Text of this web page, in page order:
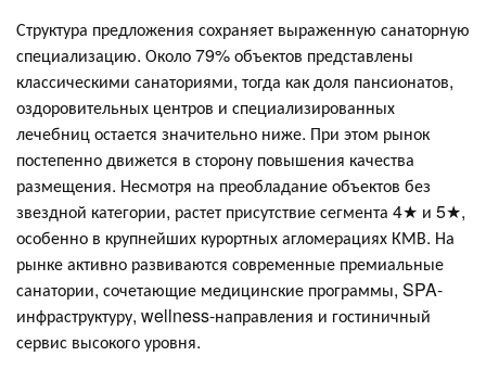
Структура предложения сохраняет выраженную санаторную
специализацию. Около 79% объектов представлены
классическими санаториями, тогда как доля пансионатов,
оздоровительных центров и специализированных
лечебниц остается значительно ниже. При этом рынок
постепенно движется в сторону повышения качества
размещения. Несмотря на преобладание объектов без
звездной категории, растет присутствие сегмента 4★ и 5★,
особенно в крупнейших курортных агломерациях КМВ. На
рынке активно развиваются современные премиальные
санатории, сочетающие медицинские программы, SPA-
инфраструктуру, wellness-направления и гостиничный
сервис высокого уровня.